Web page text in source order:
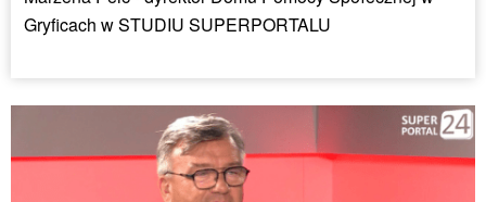
Gryficach w STUDIU SUPERPORTALU